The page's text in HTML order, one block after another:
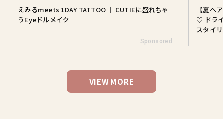
えみるmeets 1DAY TATTOO ｜ CUTIEに盛れちゃ
うEyeドルメイク
Sponsored
【夏ヘ
♡ ドラ
スタイ
VIEW MORE